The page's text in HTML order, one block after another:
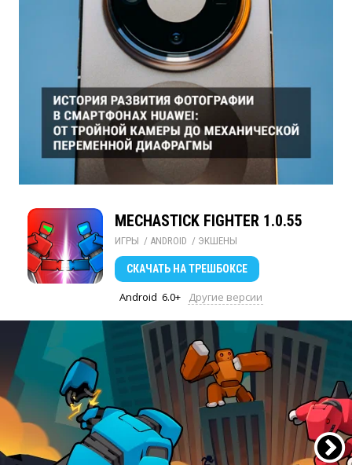
MECHASTICK FIGHTER 1.0.55
ИГРЫ / ANDROID / ЭКШЕНЫ
СКАЧАТЬ НА ТРЕШБОКСЕ
Android 6.0+ Другие версии